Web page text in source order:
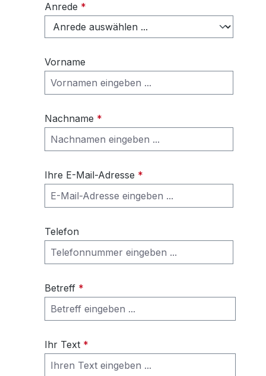
Anrede *
Vorname
Nachname *
Ihre E-Mail-Adresse *
Telefon
Betreff *
Ihr Text *